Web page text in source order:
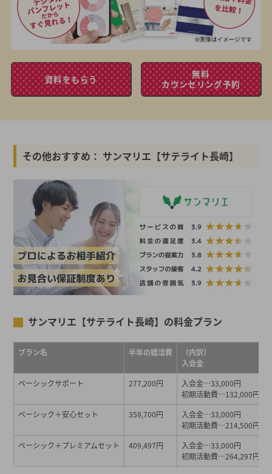
資料をもらう
無料
カウンセリング予約
その他おすすめ： サンマリエ【サテライト長崎】
サンマリエ【サテライト長崎】の料金プラン
プラン名 半年の婚活費
（内訳）
入会金
ベーシックサポート
277,200円
入会金…33,000円
初期活動費…132,000円
ベーシック＋安心セット 359,700円
入会金…33,000円
初期活動費…214,500円
ベーシック＋プレミアムセット 409,497円
入会金…33,000円
初期活動費…264,297円